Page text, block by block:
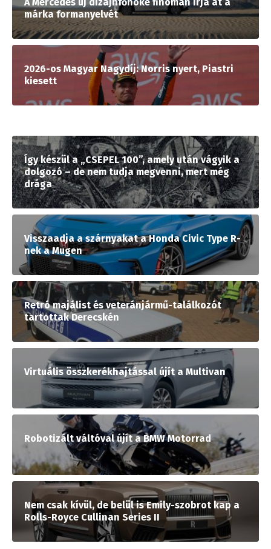
A Mercedes új dizájnfőnöke finoman írja át a
márka formanyelvét
2026-os Magyar Nagydíj: Norris nyert, Piastri
kiesett
Így készül a „CSEPEL 100”, amely után vágyik a
dolgozó – de nem tudja megvenni, mert még
drága
Visszaadja a szárnyakat a Honda Civic Type R-
nek a Mugen
Retró majálist és veteránjármű-találkozót
tartottak Derecskén
Virtuális összkerékhajtással újít a Multivan
Robotizált váltóval újít a BMW Motorrad
Nem csak kívül, de belül is Emily-szobrot kap a
Rolls-Royce Cullinan Series II